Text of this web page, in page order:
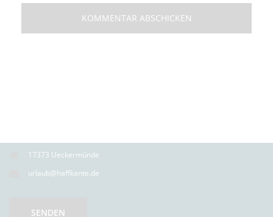
17373 Ueckermünde
urlaub@haffkante.de
SENDEN